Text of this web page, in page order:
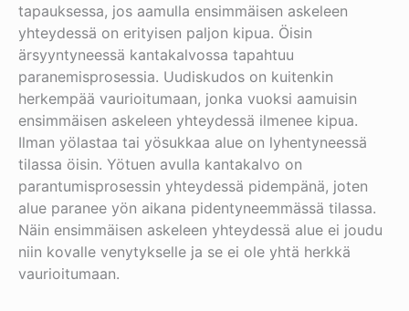
tapauksessa, jos aamulla ensimmäisen askeleen
yhteydessä on erityisen paljon kipua. Öisin
ärsyyntyneessä kantakalvossa tapahtuu
paranemisprosessia. Uudiskudos on kuitenkin
herkempää vaurioitumaan, jonka vuoksi aamuisin
ensimmäisen askeleen yhteydessä ilmenee kipua.
Ilman yölastaa tai yösukkaa alue on lyhentyneessä
tilassa öisin. Yötuen avulla kantakalvo on
parantumisprosessin yhteydessä pidempänä, joten
alue paranee yön aikana pidentyneemmässä tilassa.
Näin ensimmäisen askeleen yhteydessä alue ei joudu
niin kovalle venytykselle ja se ei ole yhtä herkkä
vaurioitumaan.